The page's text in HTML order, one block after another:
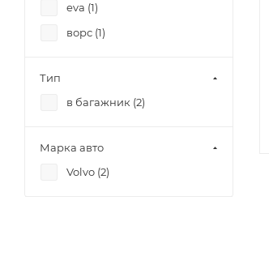
eva (1)
ворс (1)
Тип
в багажник (2)
Марка авто
Volvo (2)